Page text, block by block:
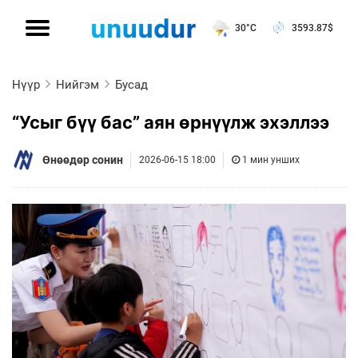
30°C 3593.87$
Нүүр Нийгэм Бусад
“Усыг бүү бас” аян өрнүүлж эхэллээ
Өнөөдөр сонин 2026-06-15 18:00 1 мин унших